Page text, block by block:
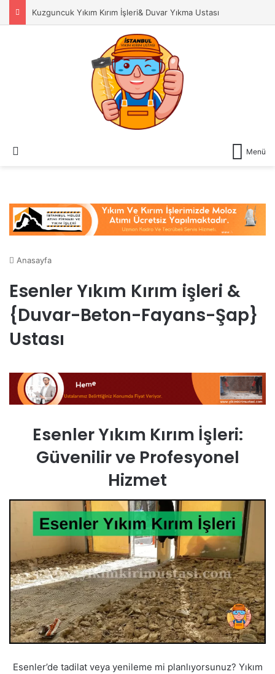
Kuzguncuk Yıkım Kırım İşleri& Duvar Yıkma Ustası
Menü
Anasayfa
Esenler Yıkım Kırım işleri &
{Duvar-Beton-Fayans-Şap}
Ustası
Esenler Yıkım Kırım İşleri:
Güvenilir ve Profesyonel
Hizmet
Esenler’de tadilat veya yenileme mi planlıyorsunuz? Yıkım